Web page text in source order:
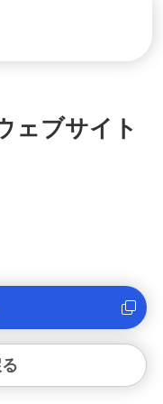
ェブサイト